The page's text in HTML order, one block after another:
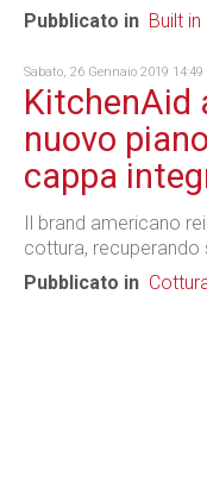
Pubblicato in Built in
Sabato, 26 Gennaio 2019 14:49
KitchenAid
nuovo
cappa
Il brand americano
cottura, recuperando
Pubblicato in